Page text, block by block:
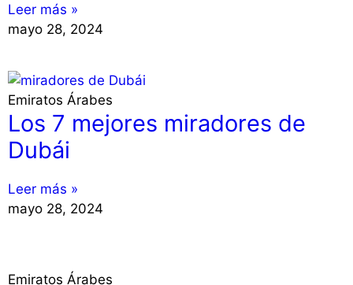
Leer más »
mayo 28, 2024
Emiratos Árabes
Los 7 mejores miradores de
Dubái
Leer más »
mayo 28, 2024
Emiratos Árabes